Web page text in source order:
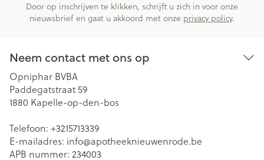
Door op inschrijven te klikken, schrijft u zich in voor onze
nieuwsbrief en gaat u akkoord met onze privacy policy.
Neem contact met ons op
Opniphar BVBA
Paddegatstraat 59
1880 Kapelle-op-den-bos
Telefoon: +3215713339
E-mailadres: info@apotheeknieuwenrode.be
APB nummer: 234003